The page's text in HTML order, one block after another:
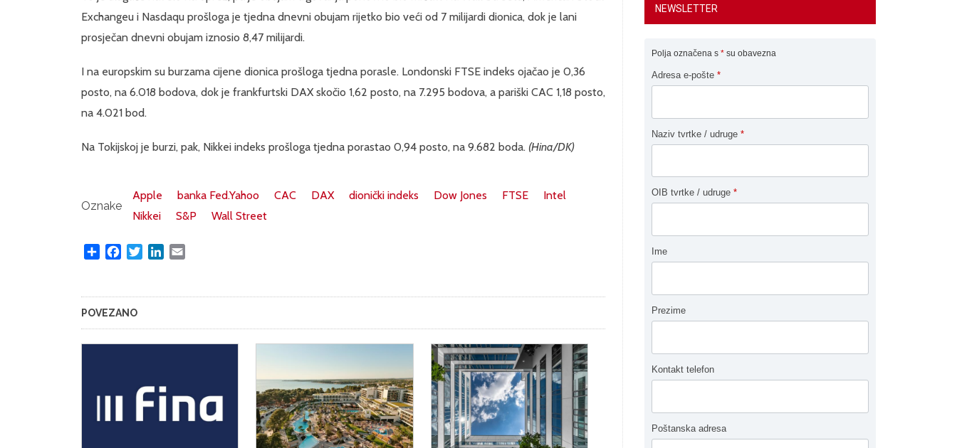
Exchangeu i Nasdaqu prošloga je tjedna dnevni obujam rijetko bio veći od 7 milijardi dionica, dok je lani
prosječan dnevni obujam iznosio 8,47 milijardi.
I na europskim su burzama cijene dionica prošloga tjedna porasle. Londonski FTSE indeks ojačao je 0,36
posto, na 6.018 bodova, dok je frankfurtski DAX skočio 1,62 posto, na 7.295 bodova, a pariški CAC 1,18 posto,
na 4.021 bod.
Na Tokijskoj je burzi, pak, Nikkei indeks prošloga tjedna porastao 0,94 posto, na 9.682 boda. (Hina/DK)
Oznake
Apple banka Fed.Yahoo CAC DAX dionički indeks Dow Jones FTSE
Intel
Nikkei
S&P Wall Street
Share FacebookTwitterLinkedIn
POVEZANO
NEWSLETTER
Polja označena s * su obavezna
Adresa e-pošte *
Naziv tvrtke / udruge *
OIB tvrtke / udruge *
Ime
Prezime
Kontakt telefon
Poštanska adresa